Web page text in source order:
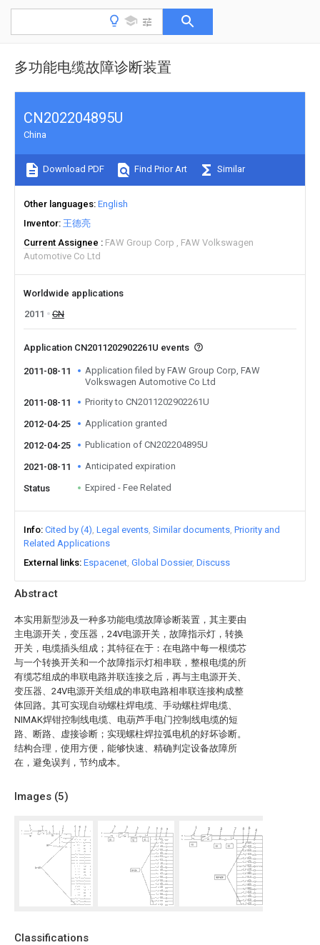
多功能电缆故障诊断装置
Abstract
本实用新型涉及一种多功能电缆故障诊断装置，其主要由
主电源开关，变压器，24V电源开关，故障指示灯，转换
开关，电缆插头组成；其特征在于：在电路中每一根缆芯
与一个转换开关和一个故障指示灯相串联，整根电缆的所
有缆芯组成的串联电路并联连接之后，再与主电源开关、
变压器、24V电源开关组成的串联电路相串联连接构成整
体回路。其可实现自动螺柱焊电缆、手动螺柱焊电缆、
NIMAK焊钳控制线电缆、电葫芦手电门控制线电缆的短
路、断路、虚接诊断；实现螺柱焊拉弧电机的好坏诊断。
结构合理，使用方便，能够快速、精确判定设备故障所
在，避免误判，节约成本。
Images (5)
Classifications
CN202204895U
China
Download PDF Find Prior Art Similar
Other languages English
Inventor 王德亮
Current Assignee
FAW Group Corp
FAW Volkswagen
Automotive Co Ltd
Worldwide applications
2011
CN
Application CN2011202902261U events
2011-08-11
Application filed by FAW Group Corp, FAW
Volkswagen Automotive Co Ltd
2011-08-11
Priority to CN2011202902261U
2012-04-25 Application granted
2012-04-25 Publication of CN202204895U
2021-08-11 Anticipated expiration
Status Expired - Fee Related
Info Cited by (4) Legal events Similar documents Priority and
Related Applications
External links Espacenet Global Dossier Discuss